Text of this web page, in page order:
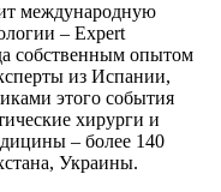
международную
– Expert
собственным опытом
из Испании,
этого события
хирурги и
– более 140
Украины.